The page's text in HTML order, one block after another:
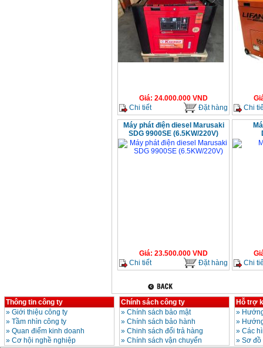
Giá: 24.000.000 VND
Chi tiết
Đặt hàng
Chi
Máy phát điện diesel Marusaki
SDG 9900SE (6.5KW/220V)
Giá: 23.500.000 VND
Chi tiết
Đặt hàng
Chi
Thông tin công ty
» Giới thiệu công ty
» Tầm nhìn công ty
» Quan điểm kinh doanh
» Cơ hội nghề nghiệp
Chính sách công ty
» Chính sách bảo mật
» Chính sách bảo hành
» Chinh sách đổi trả hàng
» Chính sách vận chuyển
Hỗ trợ
»
»
» Các
» Sơ